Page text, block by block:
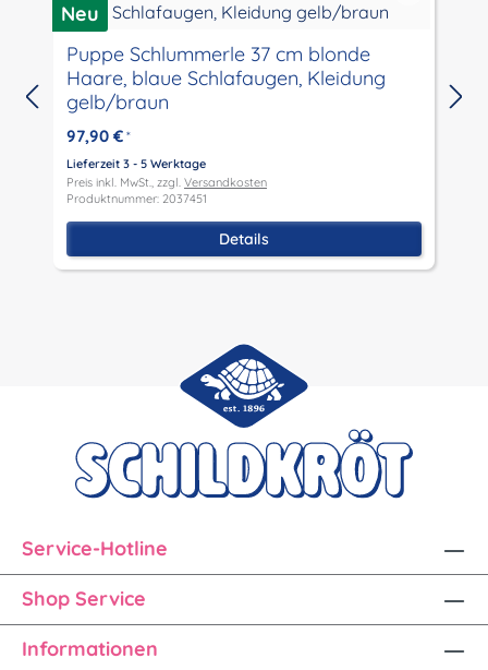
Neu
Puppe Schlummerle 37 cm blonde
Haare, blaue Schlafaugen, Kleidung
gelb/braun
97,90 € *
Lieferzeit 3 - 5 Werktage
Preis inkl. MwSt., zzgl. Versandkosten
Produktnummer: 2037451
Details
Service-Hotline
Shop Service
Informationen